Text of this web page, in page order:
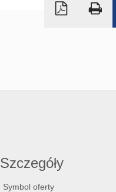
Szczegóły
Symbol oferty